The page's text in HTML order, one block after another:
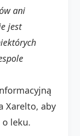
ani
jest
Xarelto, aby
o leku.